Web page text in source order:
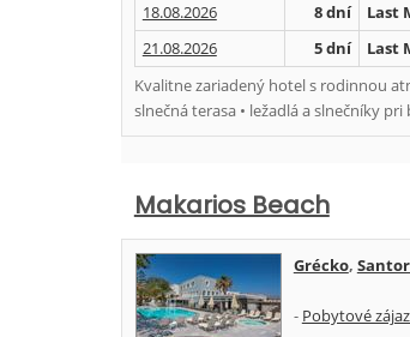
18.08.2026
8 dní Last
21.08.2026
5 dní Last
Kvalitne zariadený hotel s rodinnou
slnečná terasa • ležadlá a slnečníky
Makarios Beach
Grécko,
- Pobytové